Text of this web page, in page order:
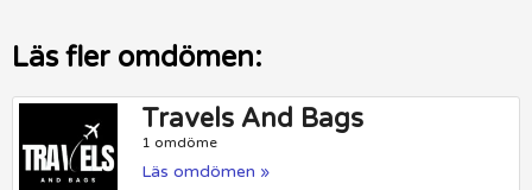
Läs fler omdömen:
Travels And Bags
1 omdöme
Läs omdömen »